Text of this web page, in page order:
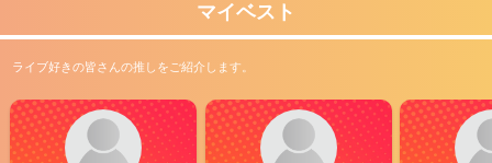
マイベスト
ライブ好きの皆さんの推しをご紹介します。